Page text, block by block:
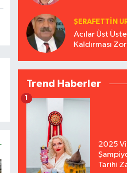
ŞERAFETTIN
Acılar Üst
Kaldırması
Trend Haberler
2025
Tarihi
1